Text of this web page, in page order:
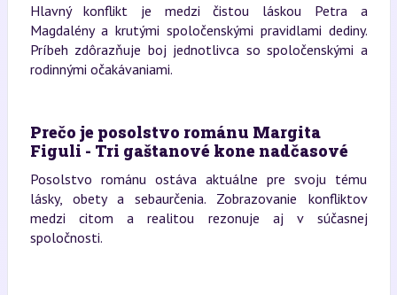
Hlavný konflikt je medzi čistou láskou Petra a
Magdalény a krutými spoločenskými pravidlami dediny.
Príbeh zdôrazňuje boj jednotlivca so spoločenskými a
rodinnými očakávaniami.
Prečo je posolstvo románu Margita
Figuli - Tri gaštanové kone nadčasové
Posolstvo románu ostáva aktuálne pre svoju tému
lásky, obety a sebaurčenia. Zobrazovanie konfliktov
medzi citom a realitou rezonuje aj v súčasnej
spoločnosti.